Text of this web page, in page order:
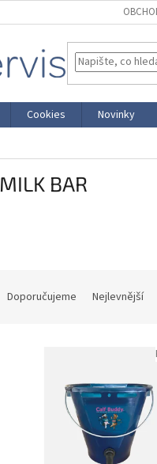
Cookies
Novinky
MILK BAR
Doporučujeme Nejlevnější